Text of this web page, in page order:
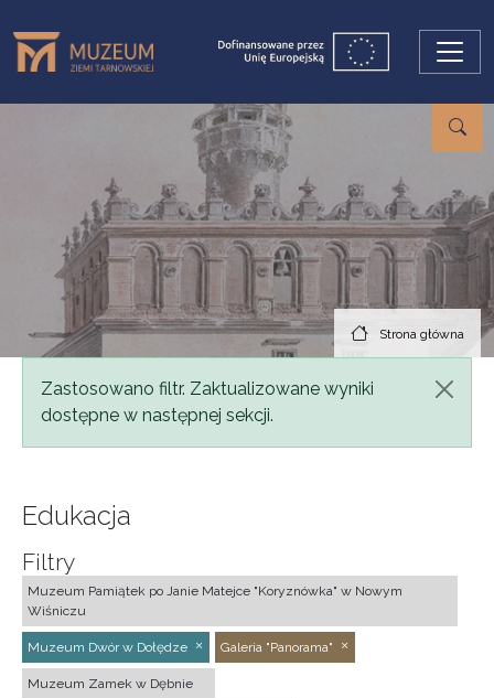
Strona główna
Komunikat
Zastosowano filtr. Zaktualizowane wyniki
dostępne w następnej sekcji.
Edukacja
Filtry
Muzeum Pamiątek po Janie Matejce "Koryznówka" w Nowym
Wiśniczu
Muzeum Dwór w Dołędze Galeria "Panorama"
Muzeum Zamek w Dębnie